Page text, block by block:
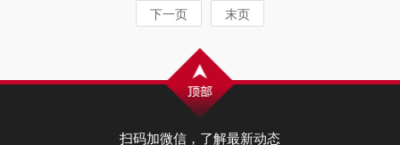
下一页 末页
扫码加微信，了解最新动态